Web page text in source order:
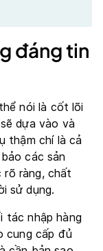
đáng tin
nói là cốt lõi
dựa vào và
thậm chí là cả
các sản
rõ ràng, chất
sử dụng.
tác nhập hàng
cung cấp đủ